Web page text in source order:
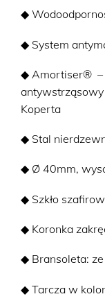
◆
◆ System
◆ Amortiser® –
antywstrząsowy
Koperta
◆ Stal
◆ Ø 40mm,
◆ Szkło
◆ Koronka
◆ Bransoleta:
◆ Tarcza w